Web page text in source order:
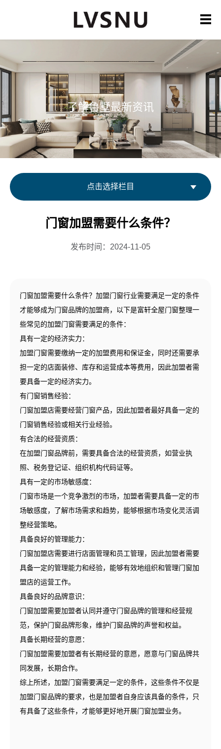
了解鲁墅最新资讯
点击选择栏目
门窗加盟需要什么条件？
发布时间： 2024-11-05
门窗加盟需要什么条件？加盟门窗行业需要满足一定的条件
才能够成为门窗品牌的加盟商，以下是富轩全屋门窗整理一
些常见的加盟门窗需要满足的条件：
具有一定的经济实力：
加盟门窗需要缴纳一定的加盟费用和保证金，同时还需要承
担一定的店面装修、库存和运营成本等费用，因此加盟者需
要具备一定的经济实力。
有门窗销售经验：
门窗加盟店需要经营门窗产品，因此加盟者最好具备一定的
门窗销售经验或相关行业经验。
有合法的经营资质：
在加盟门窗品牌前，需要具备合法的经营资质，如营业执
照、税务登记证、组织机构代码证等。
具有一定的市场敏感度：
门窗市场是一个竞争激烈的市场，加盟者需要具备一定的市
场敏感度，了解市场需求和趋势，能够根据市场变化灵活调
整经营策略。
具备良好的管理能力：
门窗加盟店需要进行店面管理和员工管理，因此加盟者需要
具备一定的管理能力和经验，能够有效地组织和管理门窗加
盟店的运营工作。
具备良好的品牌意识：
门窗加盟需要加盟者认同并遵守门窗品牌的管理和经营规
范，保护门窗品牌形象，维护门窗品牌的声誉和权益。
具备长期经营的意愿：
门窗加盟需要加盟者有长期经营的意愿，愿意与门窗品牌共
同发展，长期合作。
综上所述，加盟门窗需要满足一定的条件，这些条件不仅是
加盟门窗品牌的要求，也是加盟者自身应该具备的条件，只
有具备了这些条件，才能够更好地开展门窗加盟业务。